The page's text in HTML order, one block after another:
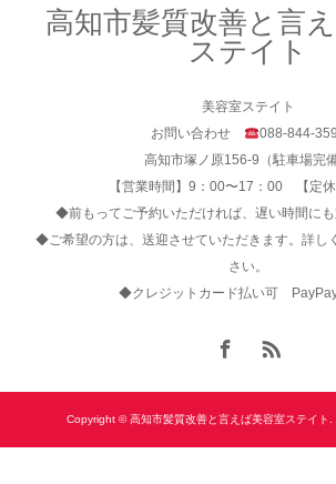
高知市髪質改善と言
ステイト
美容室ステイト
お問い合わせ
088-844-
高知市塚ノ原156-9（駐車場完備
【営業時間】9：00〜17：00 【定
◆前もってご予約いただければ、遅い時間にも
◆ご希望の方は、送迎させていただきます。詳し
さい。
◆クレジットカード払い可
Copyright © 高知市髪質改善と言えば美容室ステイト